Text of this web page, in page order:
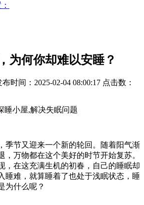
为何你却难以安睡？
布时间：2025-02-04 08:00:17 点击数：
季节又迎来一个新的轮回。随着阳气渐
，万物都在这个美好的时节开始复苏。
，在这充满生机的初春，自己的睡眠却
睡难，就算睡着了也处于浅眠状态，睡
为什么呢？